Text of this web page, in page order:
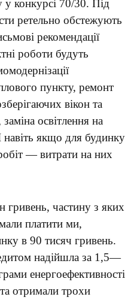
у конкурсі 70/30. Під
ретельно обстежують
рекомендації
роботи будуть
пункту, ремонт
вікон та
освітлення на
навіть якщо для будинку
— витрати на них
гривень, частину з яких
платити ми,
в 90 тисяч гривень.
надійшла за 1,5—
енергоефективності
отримали трохи